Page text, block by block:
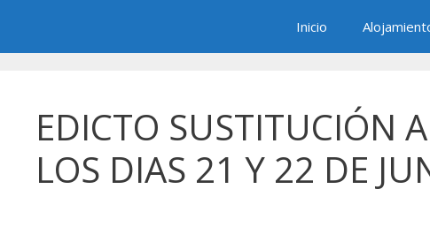
contenido
Inicio
EDICTO SUSTITUCIÓN
LOS DIAS 21 Y 22 DE